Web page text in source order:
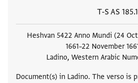
T-S AS
Heshvan 5422 Anno Mundi (24
1661–22 November
Ladino, Western Arabic
Document(s) in Ladino. The verso is